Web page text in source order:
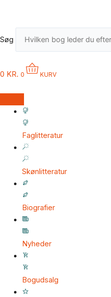
Søg
0 KR. 0 KURV
Faglitteratur
Skønlitteratur
Biografier
Nyheder
Bogudsalg